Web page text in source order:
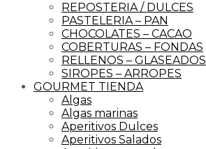
REPOSTERIA / DULCES
PASTELERIA – PAN
CHOCOLATES – CACAO
COBERTURAS – FONDAS
RELLENOS – GLASEADOS
SIROPES – ARROPES
GOURMET TIENDA
Algas
Algas marinas
Aperitivos Dulces
Aperitivos Salados